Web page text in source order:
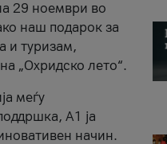
29 ноември во
наш подарок за
и туризам,
„Охридско лето“.
меѓу
A1 ја
начин.